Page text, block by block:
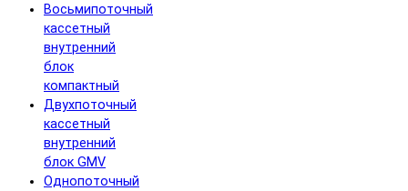
Восьмипоточный
кассетный
внутренний
блок
компактный
Двухпоточный
кассетный
внутренний
блок GMV
Однопоточный